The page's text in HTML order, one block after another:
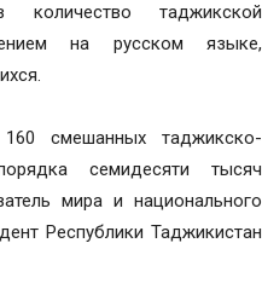
количество таджикской
на русском языке,
смешанных таджикско-
семидесяти тысяч
мира и национального
Республики Таджикистан